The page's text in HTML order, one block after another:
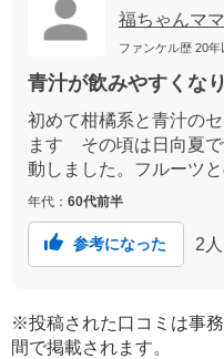
福ちゃんママ
ファンケル歴 20年
青汁が飲みやすくな
初めて柑橘系と青汁の
ます その頃は日向夏
動しました。フルーツ
年代： 60代前半
参考になった 2 人
※投稿された口コミは事
間で掲載されます。